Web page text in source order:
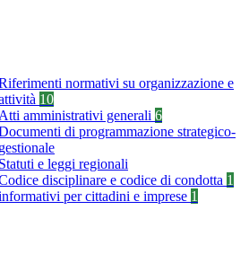
normativi su organizzazione e
10
Atti amministrativi generali 6
di programmazione strategico-
gestionale
Statuti e leggi regionali
disciplinare e codice di condotta 1
per cittadini e imprese 1